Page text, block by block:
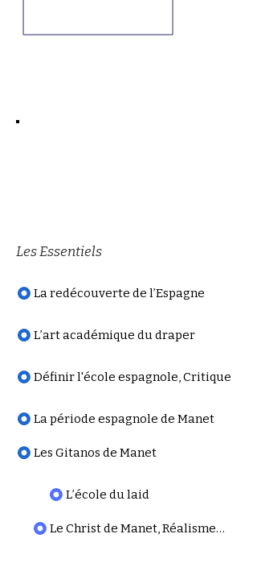
Les Essentiels
La redécouverte de l’Espagne
L’art académique du draper
Définir l'école espagnole, Critique
La période espagnole de Manet
Les Gitanos de Manet
L’école du laid
Le Christ de Manet, Réalisme de morgue